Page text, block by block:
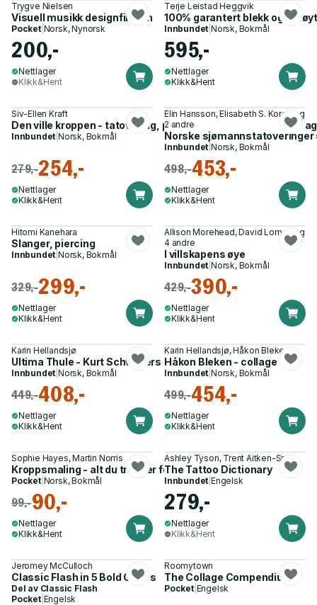
Trygve Nielsen
Visuell musikk designfiksjon
Pocket| Norsk, Nynorsk
200,-
Nettlager
Klikk&Hent
Terje Leistad Heggvik
100% garantert blekk og sprøyt
Innbundet |Norsk, Bokmål
595,-
Nettlager
Klikk&Hent
Siv-Ellen Kraft
Den ville kroppen - tatovering, piercing og smerteritualer i dag
Innbundet |Norsk, Bokmål
279,-254,-
Nettlager
Klikk&Hent
Elin Hansson, Elisabeth S. Koren og
2 andre
Norske
Innbundet |Norsk, Bokmål
498,-453,-
Nettlager
Klikk&Hent
Hitomi Kanehara
Slanger, piercing
Innbundet |Norsk, Bokmål
329,-299,-
Nettlager
Klikk&Hent
Allison Morehead, David Lomas og
4 andre
I villskapens øye
Innbundet |Norsk, Bokmål
429,-390,-
Nettlager
Klikk&Hent
Karin Hellandsjø
Ultima Thule - Kurt Schwitters og Norge
Innbundet |Norsk, Bokmål
449,-408,-
Nettlager
Klikk&Hent
Karin Hellandsjø, Håkon Bleken
Håkon Bleken - collage
Innbundet |Norsk, Bokmål
499,-454,-
Nettlager
Klikk&Hent
Sophie Hayes, Martin Norris
Kroppsmaling - alt du trenger for vakker kroppsdekorasjon
Pocket| Norsk, Bokmål
99,-90,-
Nettlager
Klikk&Hent
Ashley Tyson, Trent Aitken-Smith
The Tattoo Dictionary
Innbundet |Engelsk
279,-
Nettlager
Klikk&Hent
Jeromey McCulloch
Classic Flash in 5 Bold Colors
Del av Classic Flash
Pocket| Engelsk
Roomytown
The Collage Compendium
Pocket| Engelsk